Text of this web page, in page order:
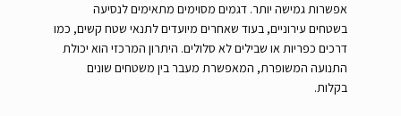
אפשרות גמישה יותר. דגמים מסוימים מתאימים לנסיעה
בשטחים עירוניים, בעוד שאחרים מיועדים לתנאי שטח קשים, כמו
דרכים כפריות או שבילים לא סלולים. היתרון המרכזי הוא יכולת
התנועה המשופרת, המאפשרת מעבר בין משטחים שונים
בקלות.